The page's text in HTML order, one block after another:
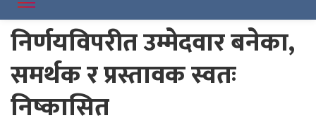
निर्णयविपरीत उम्मेदवार बनेका,
समर्थक र प्रस्तावक स्वतः
निष्कासित